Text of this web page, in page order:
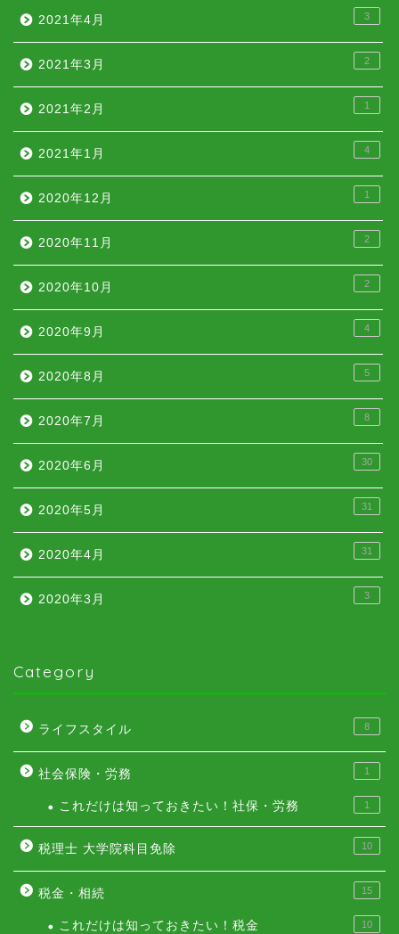
2021年4月 3
2021年3月 2
2021年2月 1
2021年1月 4
2020年12月 1
2020年11月 2
2020年10月 2
2020年9月 4
2020年8月 5
2020年7月 8
2020年6月 30
2020年5月 31
2020年4月 31
2020年3月 3
Category
ライフスタイル 8
社会保険・労務 1
これだけは知っておきたい！社保・労務 1
税理士 大学院科目免除 10
税金・相続 15
これだけは知っておきたい！税金 10